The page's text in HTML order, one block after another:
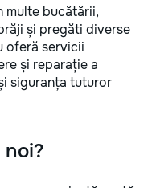
multe bucătării,
și pregăti diverse
oferă servicii
și reparație a
siguranța tuturor
noi?